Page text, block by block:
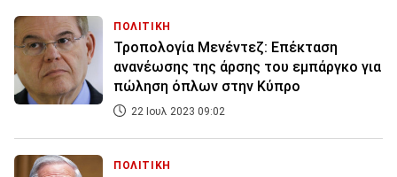
ΠΟΛΙΤΙΚΗ
Τροπολογία Μενέντεζ: Επέκταση
ανανέωσης της άρσης του εμπάργκο για
πώληση όπλων στην Κύπρο
22 Ιουλ 2023 09:02
ΠΟΛΙΤΙΚΗ